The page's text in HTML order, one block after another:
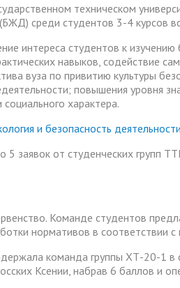
техническом
среди студентов 3-4 курсов
интереса студентов к изучению
навыков, содействие
вуза по привитию культуры
повышения уровня
характера.
и безопасность
5 заявок от студенческих
Команде студентов
нормативов в соответствии
команда группы ХТ-20-1
Ксении, набрав 6 баллов и